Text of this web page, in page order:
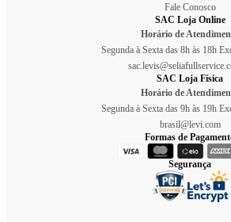
Fale Conosco
SAC Loja Online
Horário de
Segunda à Sexta das 8h às 18h
SAC Loja Física
Horário de
Segunda à Sexta das 9h às 19h
brasil@levi.com
Formas de
Segurança